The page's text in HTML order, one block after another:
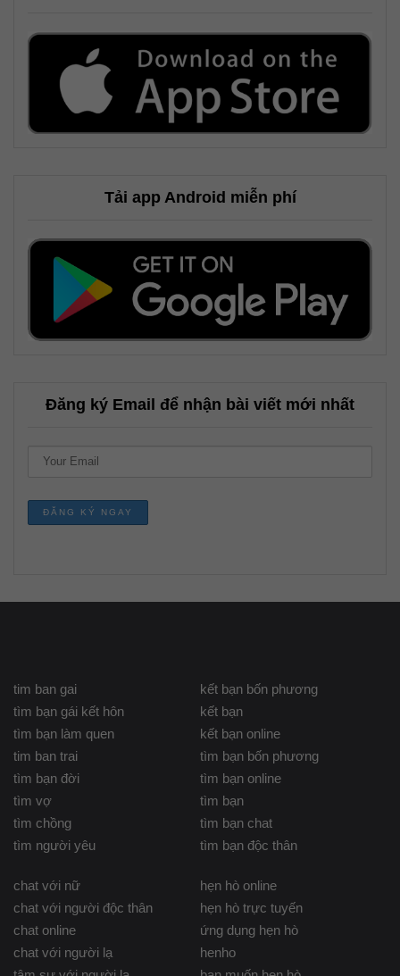
Tải app Android miễn phí
Đăng ký Email để nhận bài viết mới nhất
tim ban gai
tìm bạn gái kết hôn
tìm bạn làm quen
tim ban trai
tìm bạn đời
tìm vợ
tìm chồng
tìm người yêu
kết bạn bốn phương
kết bạn
kết bạn online
tìm bạn bốn phương
tìm bạn online
tìm bạn
tìm bạn chat
tìm bạn độc thân
chat với nữ
chat với người độc thân
chat online
chat với người lạ
hẹn hò online
hẹn hò trực tuyến
ứng dụng hẹn hò
henho